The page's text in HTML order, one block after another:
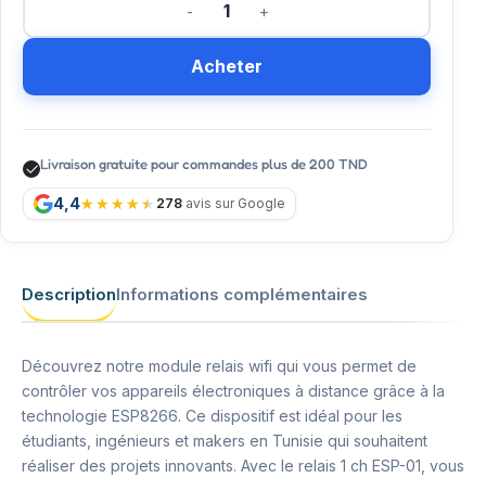
Acheter
Livraison gratuite pour commandes plus de 200 TND
4,4 278 avis sur Google
DescriptionInformations complémentaires
Découvrez notre module relais wifi qui vous permet de
contrôler vos appareils électroniques à distance grâce à la
technologie ESP8266. Ce dispositif est idéal pour les
étudiants, ingénieurs et makers en Tunisie qui souhaitent
réaliser des projets innovants. Avec le relais 1 ch ESP-01, vous